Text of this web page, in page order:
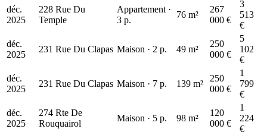
déc.
2025
228 Rue Du
Temple
Appartement ·
3 p.
76 m²
267
000 €
3
513
€
déc.
2025
231 Rue Du Clapas Maison · 2 p. 49 m²
250
000 €
5
102
€
déc.
2025
231 Rue Du Clapas Maison · 7 p. 139 m²
250
000 €
1
799
€
déc.
2025
274 Rte De
Rouquairol
Maison · 5 p. 98 m²
120
000 €
1
224
€